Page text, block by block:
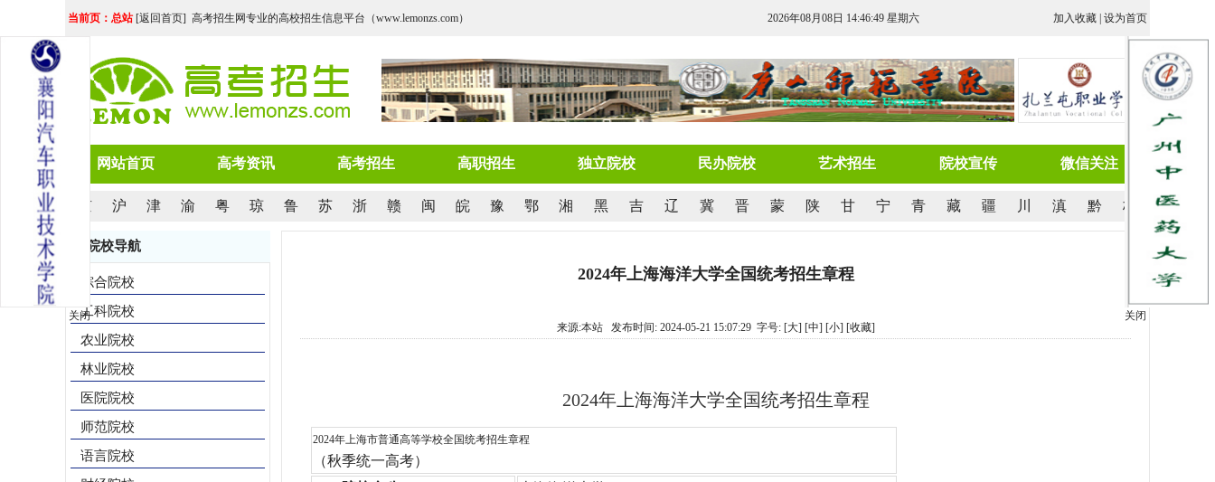
当前页：总站[返回首页] 高考招生网专业的高校招生信息平台（www.lemonzs.com） 2026年08月08日 14:46:49 星期六 加入收藏 设为首页
网站首页 高考资讯 高考招生 高职招生 独立院校 民办院校 艺术招生 院校宣传 微信关注
京 沪 津 渝 粤 琼 鲁 苏 浙 赣 闽 皖 豫 鄂 湘 黑 吉 辽 冀 晋 蒙 陕 甘 宁 青 藏 疆 川 滇 黔 桂
院校导航
综合院校
工科院校
农业院校
林业院校
医院院校
师范院校
语言院校
2024年上海海洋大学全国统考招生章程
来源:本站 发布时间: 2024-05-21 15:07:29 字号: [大] [中] [小] [收藏]
2024年上海海洋大学全国统考招生章程
2024年上海市普通高等学校全国统考招生章程
（秋季统一高考）
关闭
关闭